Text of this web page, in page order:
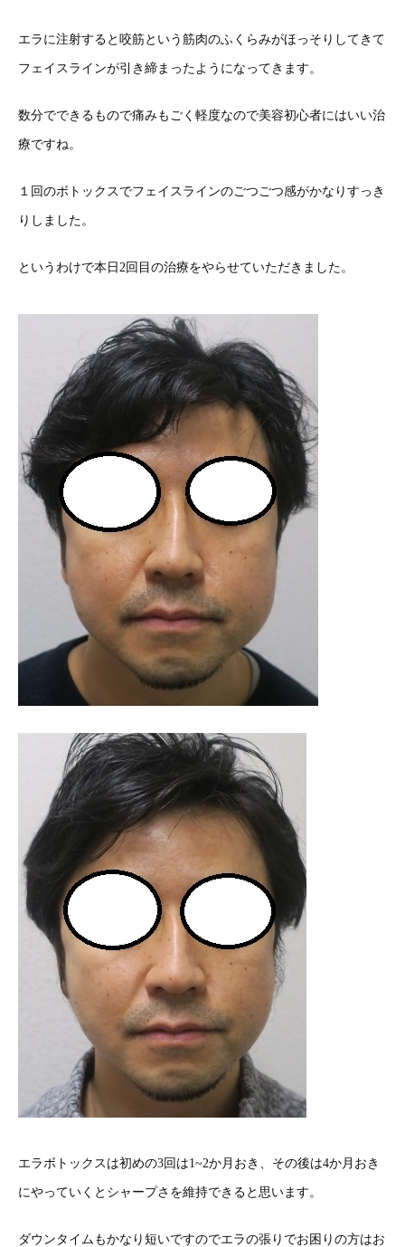
エラに注射すると咬筋という筋肉のふくらみがほっそりしてきて
フェイスラインが引き締まったようになってきます。
数分でできるもので痛みもごく軽度なので美容初心者にはいい治
療ですね。
１回のボトックスでフェイスラインのごつごつ感がかなりすっき
りしました。
というわけで本日2回目の治療をやらせていただきました。
エラボトックスは初めの3回は1~2か月おき、その後は4か月おき
にやっていくとシャープさを維持できると思います。
ダウンタイムもかなり短いですのでエラの張りでお困りの方はお